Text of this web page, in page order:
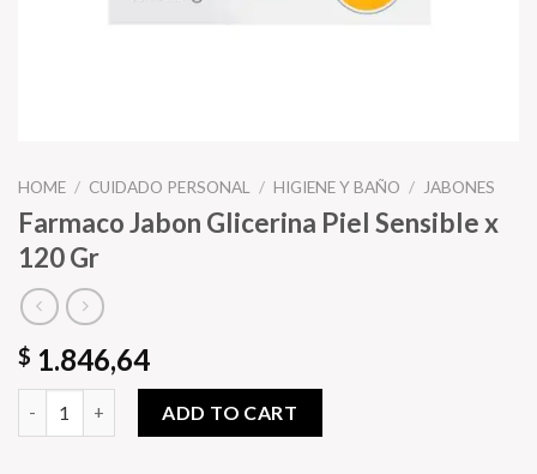
HOME / CUIDADO PERSONAL / HIGIENE Y BAÑO / JABONES
Farmaco Jabon Glicerina Piel Sensible x
120 Gr
$ 1.846,64
ADD TO CART